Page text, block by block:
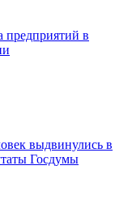
предприятий в
выдвинулись в
Госдумы